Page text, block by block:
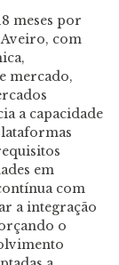
meses por
com
mercado,
a capacidade
em
com
a integração
o